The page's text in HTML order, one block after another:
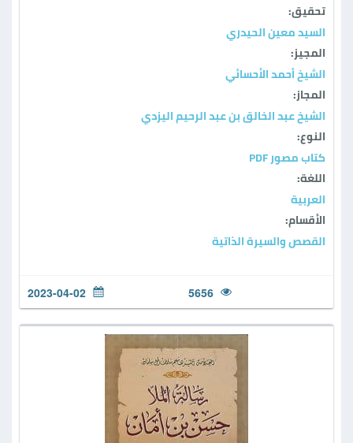
تحقيق:
السيد معين الحيدري
المجيز:
الشيخ أحمد الأحسائي
المجاز:
الشيخ عبد الخالق بن عبد الرحيم اليزدي
النوع:
كتاب مصور PDF
اللغة:
العربية
الأقسام:
القصص والسيرة الذاتية
5656
2023-04-02